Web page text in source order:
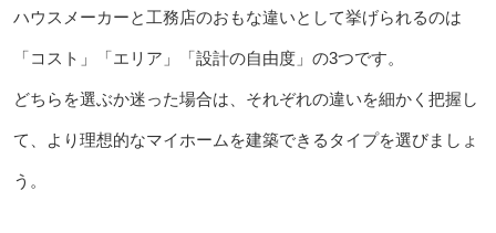
ハウスメーカーと工務店のおもな違いとして挙げられるのは
「コスト」「エリア」「設計の自由度」の3つです。
どちらを選ぶか迷った場合は、それぞれの違いを細かく把握し
て、より理想的なマイホームを建築できるタイプを選びましょ
う。